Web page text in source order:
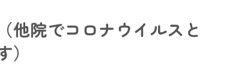
他院でコロナウイルスと